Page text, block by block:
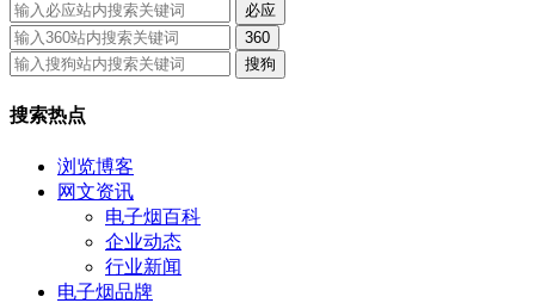
必应
360
搜狗
搜索热点
浏览博客
网文资讯
电子烟百科
企业动态
行业新闻
电子烟品牌